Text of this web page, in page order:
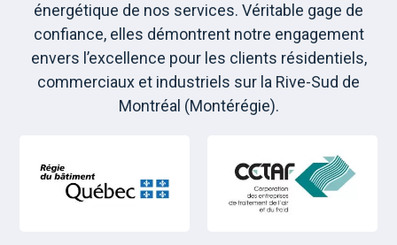
énergétique de nos services. Véritable gage de
confiance, elles démontrent notre engagement
envers l’excellence pour les clients résidentiels,
commerciaux et industriels sur la Rive-Sud de
Montréal (Montérégie).